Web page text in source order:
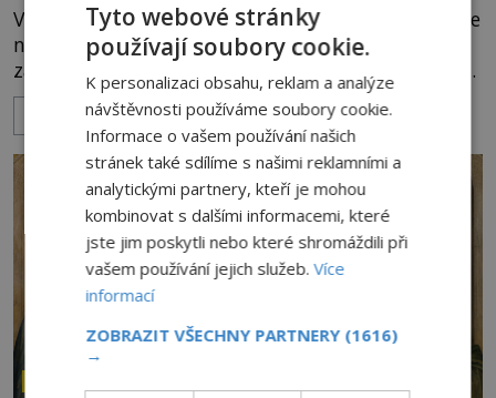
V tichu starobylého chrámu v Myře zůstává po více
než sedm století hrob muže, kterému se připisují
zázraky, pomoc chudým i záchrana námořníků v
bouřích. Pak ale přichází rok 1087 a klidné místo
se mění v dějiště podivné noční výpravy. Skupina
italských námořníků otevírá hrob svatého
Mikuláše a odváží jeho ostatky přes moře do Bari.
Je to zbožná záchrana před nebezpečím, nebo
promyšlená krádež,
ZOBRAZIT VÍCE
Tyto webové stránky
používají soubory cookie.
K personalizaci obsahu, reklam a analýze
návštěvnosti používáme soubory cookie.
Informace o vašem používání našich
stránek také sdílíme s našimi reklamními a
analytickými partnery, kteří je mohou
kombinovat s dalšími informacemi, které
jste jim poskytli nebo které shromáždili při
vašem používání jejich služeb.Více
informací
ZOBRAZIT VŠECHNY PARTNERY (1616)
→